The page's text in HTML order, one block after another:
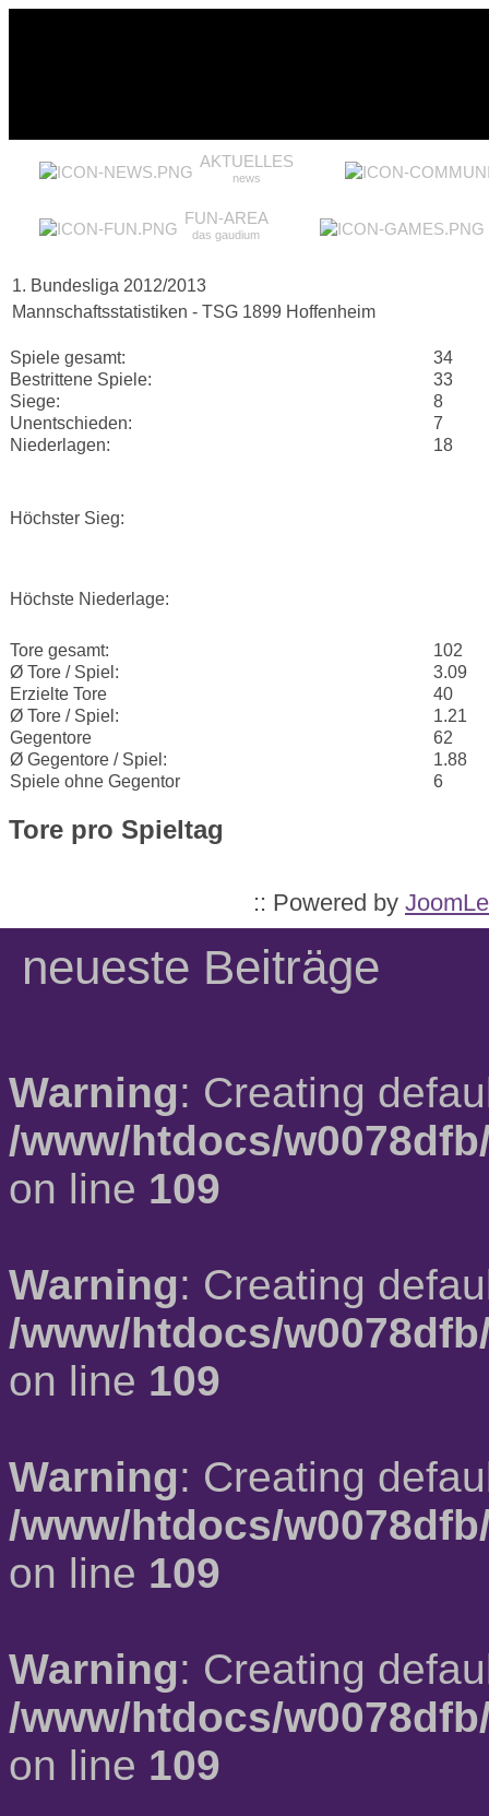
AKTUELLES
news
FUN-AREA
das gaudium
1. Bundesliga 2012/2013
Mannschaftsstatistiken - TSG 1899 Hoffenheim
Spiele gesamt:
34
Bestrittene Spiele:
33
Siege:
8
Unentschieden:
7
Niederlagen:
18
Höchster Sieg:
Höchste Niederlage:
Tore gesamt:
102
Ø Tore / Spiel:
3.09
Erzielte Tore
40
Ø Tore / Spiel:
1.21
Gegentore
62
Ø Gegentore / Spiel:
1.88
Spiele ohne Gegentor
6
Tore pro Spieltag
:: Powered by
neueste Beiträge
Warning: Creating
/www/htdocs/
on line 109
Warning: Creating
/www/htdocs/
on line 109
Warning: Creating
/www/htdocs/
on line 109
Warning: Creating
/www/htdocs/
on line 109